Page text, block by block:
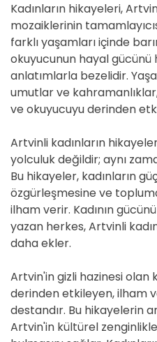
Kadınların hikayeleri,
mozaiklerinin
farklı yaşamları içinde
okuyucunun hayal gücünü
anlatımlarla bezelidir.
umutlar ve
ve okuyucuyu derinden
Artvinli kadınların
yolculuk değildir; aynı
Bu hikayeler, kadınların
özgürleşmesine ve
ilham verir. Kadının
yazan herkes, Artvinli
daha ekler.
Artvin'in gizli hazinesi olan
derinden etkileyen, ilham
destandır. Bu hikayelerin
Artvin'in kültürel